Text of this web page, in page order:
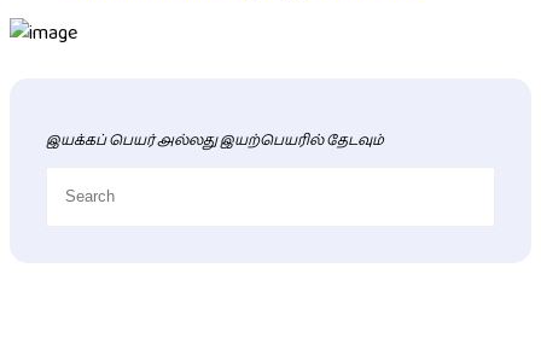
இயக்கப் பெயர் அல்லது இயற்பெயரில் தேடவும்